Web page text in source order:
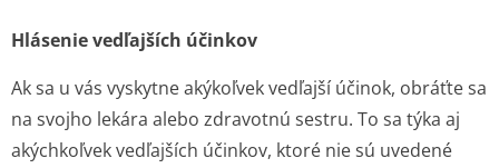
Hlásenie vedľajších účinkov
Ak sa u vás vyskytne akýkoľvek vedľajší účinok, obráťte sa
na svojho lekára alebo zdravotnú sestru. To sa týka aj
akýchkoľvek vedľajších účinkov, ktoré nie sú uvedené